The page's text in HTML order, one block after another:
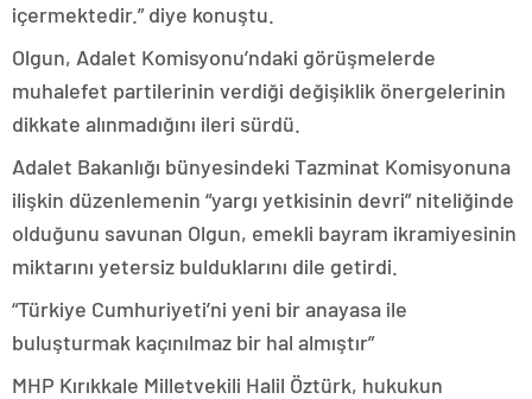
içermektedir.” diye konuştu.
Olgun, Adalet Komisyonu’ndaki görüşmelerde
muhalefet partilerinin verdiği değişiklik önergelerinin
dikkate alınmadığını ileri sürdü.
Adalet Bakanlığı bünyesindeki Tazminat Komisyonuna
ilişkin düzenlemenin “yargı yetkisinin devri” niteliğinde
olduğunu savunan Olgun, emekli bayram ikramiyesinin
miktarını yetersiz bulduklarını dile getirdi.
“Türkiye Cumhuriyeti’ni yeni bir anayasa ile
buluşturmak kaçınılmaz bir hal almıştır”
MHP Kırıkkale Milletvekili Halil Öztürk, hukukun